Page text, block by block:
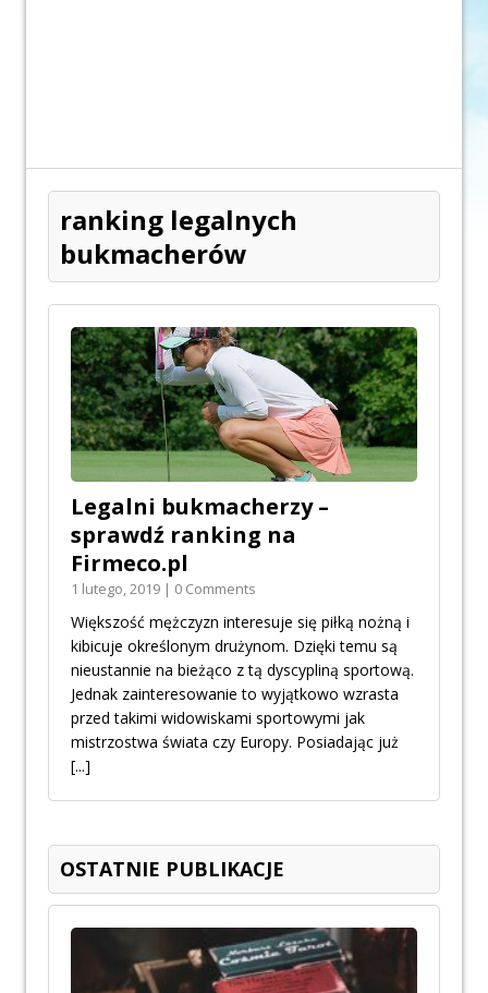
ranking legalnych
bukmacherów
Legalni bukmacherzy –
sprawdź ranking na
Firmeco.pl
1 lutego, 2019 | 0 Comments
Większość mężczyzn interesuje się piłką nożną i
kibicuje określonym drużynom. Dzięki temu są
nieustannie na bieżąco z tą dyscypliną sportową.
Jednak zainteresowanie to wyjątkowo wzrasta
przed takimi widowiskami sportowymi jak
mistrzostwa świata czy Europy. Posiadając już
[...]
OSTATNIE PUBLIKACJE